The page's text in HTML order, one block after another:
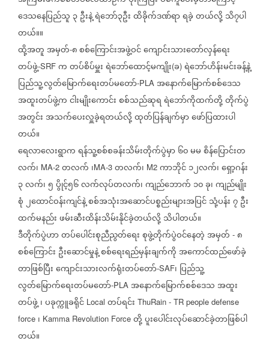
ဒေသနေပြည်သူ ၃ဦးနဲ့ရဲဘော်၃ဦးထိခိုက်ဒဏ်ရာရခဲ့တယ်လို့သိ၇ပါ
တယ်။။
ထို့အတူအမှတ်-၈စစ်ကြောင်းအဖွဲ့ဝင်ကျောင်းသားတော်လှန်ရေး
တပ်ဖွဲ့-SRF ကတပ်စိပ်မှူးရဲဘော်ထောင့်မကျိုး(ခ) ရဲဘော်ဟိန်းမင်းခန့်နဲ့
ပြည်သူ့လွတ်မြောက်ရေးတပ်မတော်-PLA အနောက်မြောက်စစ်ဒေသ
အထူးတပ်ဖွဲ့ကငါးမျိုးကောင်းစစ်သည်ဆုရရဲဘော်ကိုထက်တို့တိုက်ပွဲ
အတွင်းအသက်ပေးလှူခဲ့ရတယ်လို့ထုတ်ပြန်ချက်မှာဖော်ပြထားပါ
တယ်။
ရေလာလေးရွာကရန်သူ့စစ်စခန်းသိမ်းတိုက်ပွဲမှာ၆၀မမစိန်ပြောင်းတ
လက်၊ MA-2 တလက် ၊MA-3 တလက်၊ M2 ကာဘိုင်၁၂လက်၊ရှော့ဂန်း
၃လက်၊၅ပွိုင့်၅၆လက်လုပ်တလက်၊ကျည်ဘောက် ၁၀ခု၊ကျည်မျိုး
စုံ၂ထောင်ဝန်းကျင်နဲ့စစ်အသုံးအဆောင်ပစ္စည်းများအပြင်သုံ့ပန်း၇ဦး
ထက်မနည်းဖမ်းဆီးထိန်းသိမ်းနိုင်ခဲ့တယ်လို့သိပါတယ်။
ဒီတိုက်ပွဲဟာတပ်ပေါင်းစုညီညွတ်ရေးစုဖွဲ့တိုက်ပွဲဝင်နေတဲ့အမှတ် - ၈
စစ်ကြောင်း ဦးဆောင်မှုနဲ့စစ်ရေးရည်မှန်းချက်ကိုအကောင်ထည်ဖော်ခဲ့
တာဖြစ်ပြီးကျောင်းသားလက်ရုံးတပ်တော်-SAF၊ ပြည်သူ့
လွတ်မြောက်ရေးတပ်မတော်-PLA အနောက်မြောက်စစ်ဒေသအထူး
တပ်ဖွဲ့၊ပခုက္ကူခရိုင် Local တပ်ရင်း ThuRain - TR people defense
force ၊ Kamma Revolution Force တို့ပူးပေါင်းလုပ်ဆောင်ခဲ့တာဖြစ်ပါ
တယ်။